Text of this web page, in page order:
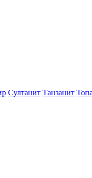
Султанит Танзанит